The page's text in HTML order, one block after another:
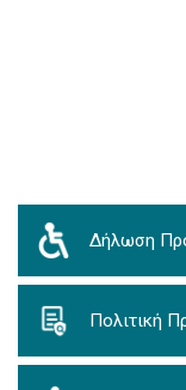
Δήλωση
Πολιτική